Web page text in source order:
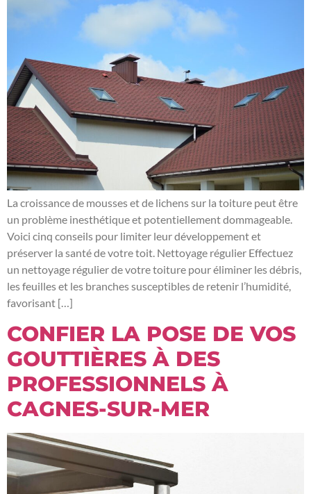
La croissance de mousses et de lichens sur la toiture peut être
un problème inesthétique et potentiellement dommageable.
Voici cinq conseils pour limiter leur développement et
préserver la santé de votre toit. Nettoyage régulier Effectuez
un nettoyage régulier de votre toiture pour éliminer les débris,
les feuilles et les branches susceptibles de retenir l’humidité,
favorisant […]
CONFIER LA POSE DE VOS
GOUTTIÈRES À DES
PROFESSIONNELS À
CAGNES-SUR-MER